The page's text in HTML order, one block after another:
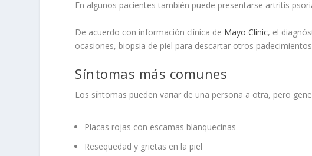
En algunos pacientes también puede presentarse artritis
De acuerdo con información clínica de Mayo Clinic, el
ocasiones, biopsia de piel para descartar otros
Síntomas más comunes
Los síntomas pueden variar de una persona a otra, pero
Placas rojas con escamas blanquecinas
Resequedad y grietas en la piel